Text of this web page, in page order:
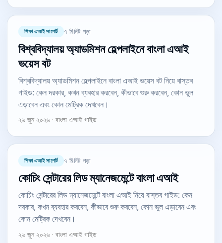
শিক্ষা এআই সাপোর্ট ৭ মিনিট পড়া
বিশ্ববিদ্যালয় অ্যাডমিশন হেল্পলাইনে বাংলা এআই
ভয়েস বট
বিশ্ববিদ্যালয় অ্যাডমিশন হেল্পলাইনে বাংলা এআই ভয়েস বট নিয়ে বাস্তব
গাইড: কেন দরকার, কখন ব্যবহার করবেন, কীভাবে শুরু করবেন, কোন ভুল
এড়াবেন এবং কোন মেট্রিক দেখবেন।
২৬ জুন ২০২৬ · বাংলা এআই গাইড
শিক্ষা এআই সাপোর্ট ৭ মিনিট পড়া
কোচিং সেন্টারের লিড ম্যানেজমেন্টে বাংলা এআই
কোচিং সেন্টারের লিড ম্যানেজমেন্টে বাংলা এআই নিয়ে বাস্তব গাইড: কেন
দরকার, কখন ব্যবহার করবেন, কীভাবে শুরু করবেন, কোন ভুল এড়াবেন এবং
কোন মেট্রিক দেখবেন।
২৬ জুন ২০২৬ · বাংলা এআই গাইড